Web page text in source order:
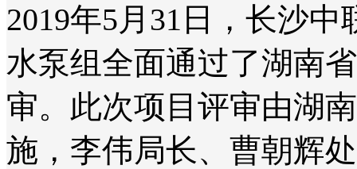
2019年5月31日，长沙
水泵组全面通过了湖南
审。此次项目评审由湖
施，李伟局长、曹朝辉